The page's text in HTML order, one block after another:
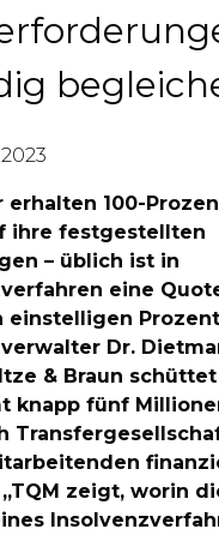
erhalten 100-
ihre festgestellten
– üblich ist in
eine
einstelligen
Dr.
& Braun schüttet
knapp fünf
„TQM zeigt, worin